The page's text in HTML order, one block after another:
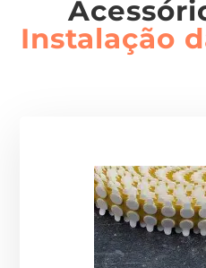
Instalação